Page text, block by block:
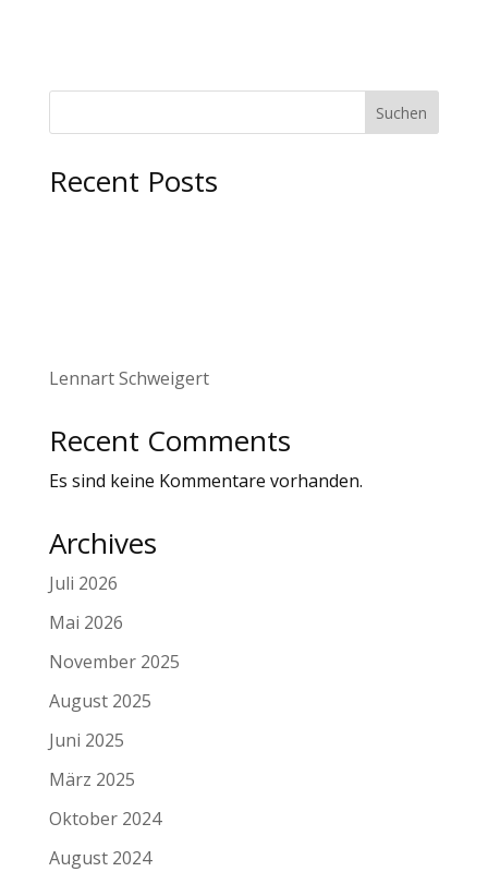
Suchen
Recent Posts
Lennart Schweigert
Recent Comments
Es sind keine Kommentare vorhanden.
Archives
Juli 2026
Mai 2026
November 2025
August 2025
Juni 2025
März 2025
Oktober 2024
August 2024